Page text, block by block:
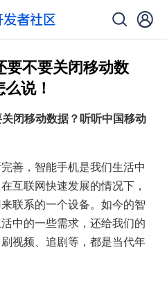
不要关闭移动数
说！
闭移动数据？听听中国移动
善，智能手机是我们生活中
互联网快速发展的情况下，
联系的一个设备。如今的智
中的一些需求，还给我们的
视频、追剧等，都是当代年